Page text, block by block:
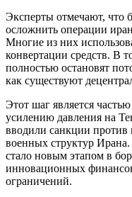
Эксперты отмечают, что
осложнить операции
Многие из них
конвертации средств. В
полностью остановят
как существуют
Этот шаг является
усилению давления на
вводили санкции против
военных структур
стало новым этапом в
инновационных
ограничений.